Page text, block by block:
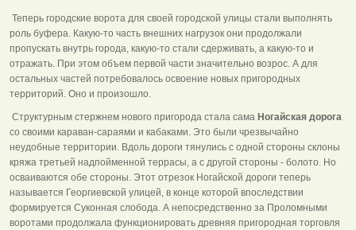
Теперь городские ворота для своей городской улицы стали выполнять
роль буфера. Какую-то часть внешних нагрузок они продолжали
пропускать внутрь города, какую-то стали сдерживать, а какую-то и
отражать. При этом объем первой части значительно возрос. А для
остальных частей потребовалось освоение новых пригородных
территорий. Оно и произошло.
Структурным стержнем нового пригорода стала сама Ногайская дорога
со своими караван-сараями и кабаками. Это были чрезвычайно
неудобные территории. Вдоль дороги тянулись с одной стороны склоны
кряжа третьей надпойменной террасы, а с другой стороны - болото. Но
осваиваются обе стороны. Этот отрезок Ногайской дороги теперь
называется Георгиевской улицей, в конце которой впоследствии
формируется Суконная слобода. А непосредственно за Проломными
воротами продолжала функционировать древняя пригородная торговля